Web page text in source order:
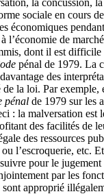
sociale en cours
économiques
l’économie de
dont il est difficile
pénal de 1979. La
des
de la loi. Par exemple,
pénal de 1979 sur les
: la malversation est
des facilités de
des ressources
l’escroquerie, etc.
pour le jugement
par les
approprié